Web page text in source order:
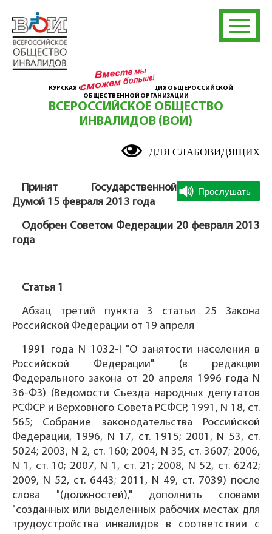
КУРСКАЯ ОБЛАСТНАЯ ОРГАНИЗАЦИЯ ОБЩЕРОССИЙСКОЙ
ОБЩЕСТВЕННОЙ ОРГАНИЗАЦИИ
ВСЕРОССИЙСКОЕ ОБЩЕСТВО
ИНВАЛИДОВ (ВОИ)
ДЛЯ СЛАБОВИДЯЩИХ
Принят Государственной
Думой 15 февраля 2013 года
Одобрен Советом Федерации 20 февраля 2013
года
Статья 1
Абзац третий пункта 3 статьи 25 Закона
Российской Федерации от 19 апреля
1991 года N 1032-I "О занятости населения в
Российской Федерации" (в редакции
Федерального закона от 20 апреля 1996 года N
36-ФЗ) (Ведомости Съезда народных депутатов
РСФСР и Верховного Совета РСФСР, 1991, N 18, ст.
565; Собрание законодательства Российской
Федерации, 1996, N 17, ст. 1915; 2001, N 53, ст.
5024; 2003, N 2, ст. 160; 2004, N 35, ст. 3607; 2006,
N 1, ст. 10; 2007, N 1, ст. 21; 2008, N 52, ст. 6242;
2009, N 52, ст. 6443; 2011, N 49, ст. 7039) после
слова "(должностей)," дополнить словами
"созданных или выделенных рабочих местах для
трудоустройства инвалидов в соответствии с